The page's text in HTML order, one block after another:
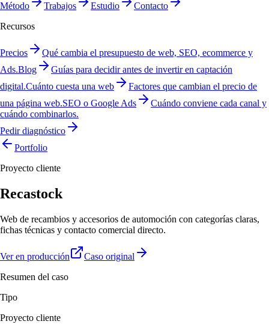
Método Trabajos Estudio
Contacto
Recursos
Precios
Qué cambia el presupuesto de web, SEO, ecommerce y
Ads.Blog
Guías para decidir antes de invertir en captación
digital.Cuánto cuesta una web
Factores que cambian el precio de
una página web.SEO o Google Ads
Cuándo conviene cada canal y
cuándo combinarlos.
Pedir diagnóstico
Portfolio
Proyecto cliente
Recastock
Web de recambios y accesorios de automoción con categorías claras,
fichas técnicas y contacto comercial directo.
Ver en producción
Caso original
Resumen del caso
Tipo
Proyecto cliente